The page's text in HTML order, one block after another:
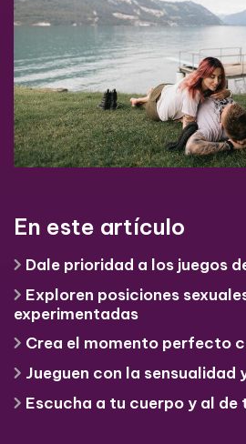
En este artículo
Dale prioridad a los juegos
Exploren posiciones
experimentadas
Crea el momento perfecto
Jueguen con la sensualidad
Escucha a tu cuerpo y al de